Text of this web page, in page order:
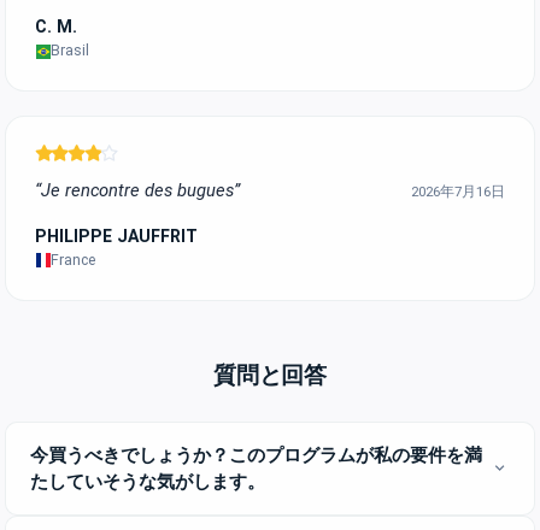
C. M.
Brasil
“Je rencontre des bugues” 2026年7月16日
PHILIPPE JAUFFRIT
France
質問と回答
今買うべきでしょうか？このプログラムが私の要件を満
たしていそうな気がします。
expand_more